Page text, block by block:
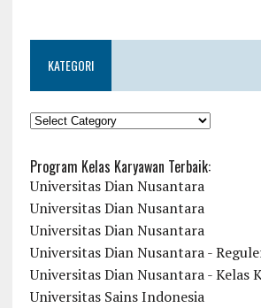
KATEGORI
KATEGORI
Program Kelas Karyawan Terbaik:
Universitas Dian Nusantara
Universitas Dian Nusantara
Universitas Dian Nusantara
Universitas Dian Nusantara -
Universitas Dian Nusantara - Kelas
Universitas Sains Indonesia